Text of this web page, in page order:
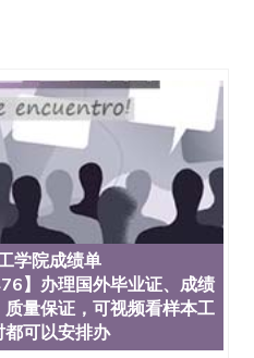
毕业证怎么办理
哪里可以制作美国毕业
洲毕业证551190476留
551190476哪里可以办理
学校办理假的毕业证成
可以办理水印成绩单
单GPA分数551190476
假文凭网上能查到吗
证QQ微信551190476办
国外毕业证去哪认证
封皮QQ微信551190476国
快速代办国外毕
拿到国外文凭QQ微信
QQ微信551190476国外
学院成绩单
】办理国外毕业证、成绩
量保证，可视频看样本工
都可以安排办